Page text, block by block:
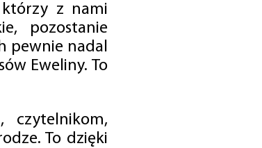
którzy z nami
pozostanie
pewnie nadal
Eweliny. To
czytelnikom,
To dzięki